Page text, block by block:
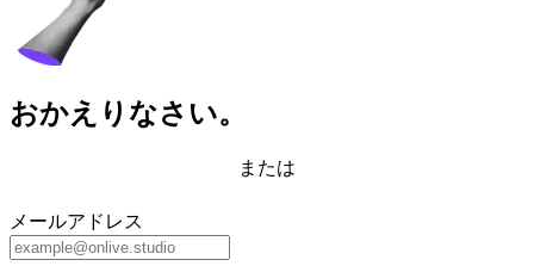
おかえりなさい。
または
メールアドレス